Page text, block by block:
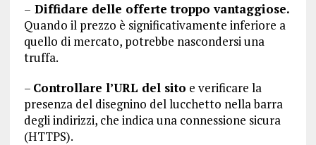
– Diffidare delle offerte troppo vantaggiose.
Quando il prezzo è significativamente inferiore a
quello di mercato, potrebbe nascondersi una
truffa.
– Controllare l’URL del sito e verificare la
presenza del disegnino del lucchetto nella barra
degli indirizzi, che indica una connessione sicura
(HTTPS).